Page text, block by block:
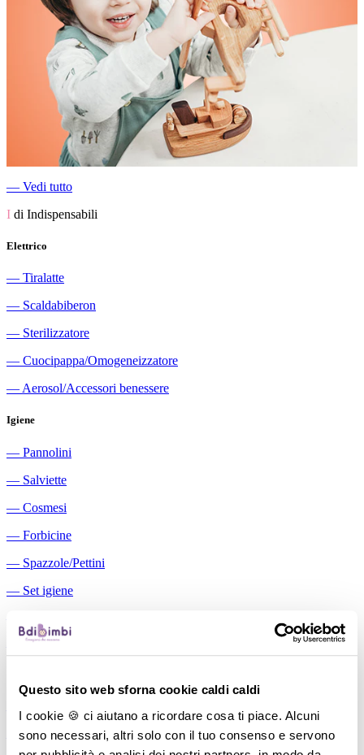
Questo sito web sforna cookie caldi caldi
I cookie 🍪 ci aiutano a ricordare cosa ti piace. Alcuni
sono necessari, altri solo con il tuo consenso e servono
― Vedi tutto
I di Indispensabili
Elettrico
― Tiralatte
― Scaldabiberon
― Sterilizzatore
― Cuocipappa/Omogeneizzatore
― Aerosol/Accessori benessere
Igiene
― Pannolini
― Salviette
― Cosmesi
― Forbicine
― Spazzole/Pettini
― Set igiene
Aspiratori nasali manuali
―
Cuscini allattamento
―Biberon